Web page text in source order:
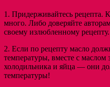
1. Придерживайтесь рецепта.
много. Либо доверяйте
своему излюбленному рецепту.
2. Если по рецепту масло
температуры, вместе с маслом
холодильника и яйца — они
температуры!